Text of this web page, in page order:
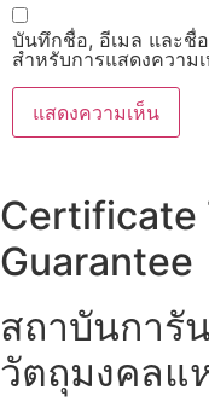
บันทึกชื่อ, อีเมล และชื่
สำหรับการแสดงความ
Certificate
Guarantee
สถาบันการั
วัตถุมงคลแ